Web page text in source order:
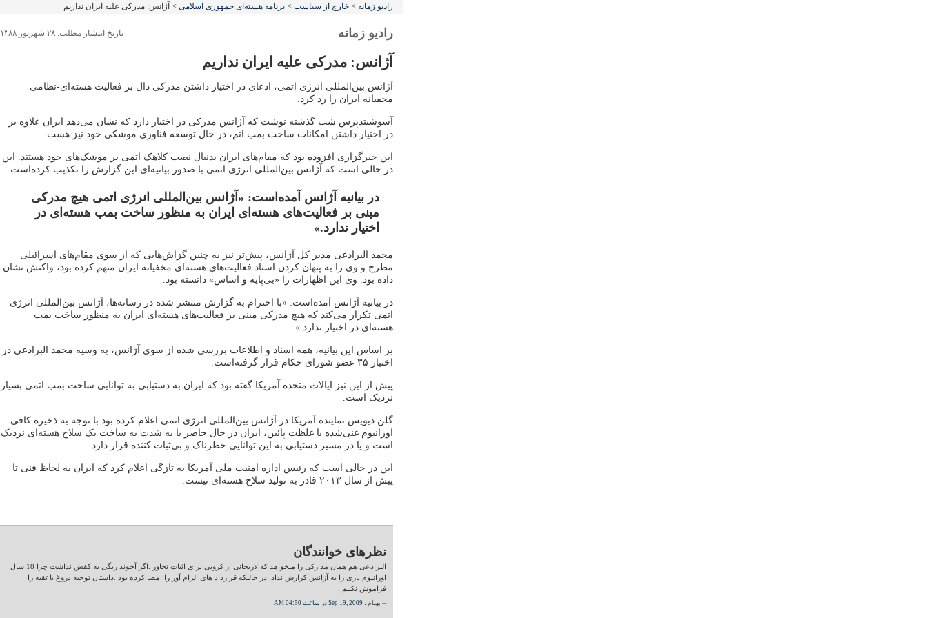
رادیو زمانه > خارج از سیاست > برنامه هسته‌ای جمهوری اسلامی > آژانس: مدرکی علیه ایران نداریم
رادیو زمانه تاریخ انتشار مطلب: ۲۸ شهریور ۱۳۸۸
آژانس: مدرکی علیه ایران نداریم
آژانس بین‌المللی انرژی اتمی، ادعای در اختیار داشتن مدرکی دال بر فعالیت هسته‌ای-نظامی
مخفیانه ایران را رد کرد.
آسوشیتدپرس شب گذشته نوشت که آژانس مدرکی در اختیار دارد که نشان می‌دهد ایران علاوه بر
در اختیار داشتن امکانات ساخت بمب اتم، در حال توسعه فناوری موشکی خود نیز هست.
این خبرگزاری افزوده بود که مقام‌های ایران بدنبال نصب کلاهک اتمی بر موشک‌های خود هستند. این
در حالی است که آژانس بین‌المللی انرژی اتمی با صدور بیانیه‌ای این گزارش را تکذیب کرده‌است.
در بیانیه آژانس آمده‌است: «آژانس بین‌المللی انرژی اتمی هیچ مدرکی
مبنی بر فعالیت‌های هسته‌ای ایران به منظور ساخت بمب هسته‌ای در
اختیار ندارد.»
محمد البرادعی مدیر کل آژانس، پیش‌تر نیز به چنین گزاش‌هایی که از سوی مقام‌های اسرائیلی
مطرح و وی را به پنهان کردن اسناد فعالیت‌های هسته‌ای مخفیانه ایران متهم کرده بود، واکنش نشان
داده بود. وی این اظهارات را «بی‌پایه و اساس» دانسته بود.
در بیانیه آژانس آمده‌است: «با احترام به گزارش منتشر شده در رسانه‌ها، آژانس بین‌المللی انرژی
اتمی تکرار می‌کند که هیچ مدرکی مبنی بر فعالیت‌های هسته‌ای ایران به منظور ساخت بمب
هسته‌ای در اختیار ندارد.»
بر اساس این بیانیه، همه اسناد و اطلاعات بررسی شده از سوی آژانس، به وسیه محمد البرادعی در
اختیار ۳۵ عضو شورای حکام قرار گرفته‌است.
پیش از این نیز ایالات متحده آمریکا گفته بود که ایران به دستیابی به توانایی ساخت بمب اتمی بسیار
نزدیک است.
گلن دیویس نماینده آمریکا در آژانس بین‌المللی انرژی اتمی اعلام کرده بود با توجه به ذخیره کافی
اورانیوم غنی‌شده با غلظت پائین، ایران در حال حاضر یا به شدت به ساخت یک سلاح هسته‌ای نزدیک
است و یا در مسیر دستیابی به این توانایی خطرناک و بی‌ثبات کننده قرار دارد.
این در حالی است که رئیس اداره امنیت ملی آمریکا به تازگی اعلام کرد که ایران به لحاظ فنی تا
پیش از سال ۲۰۱۳ قادر به تولید سلاح هسته‌ای نیست.
نظرهای خوانندگان
البرادعی هم همان مدارکی را میخواهد که لاریجانی از کروبی برای اثبات تجاوز .اگر آخوند ریگی به کفش نداشت چرا 18 سال
اورانیوم بازی را به آژانس کزارش نداد. در حالیکه قرارداد های الزام آور را امضا کرده بود .داستان توجیه دروغ یا تقیه را
فراموش نکنیم .
-- بهنام ، Sep 19, 2009 در ساعت 04:50 AM